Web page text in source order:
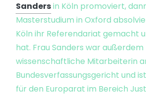
Sandersin Köln promoviert,
Masterstudium in Oxford
Köln ihr Referendariat gemacht
hat. Frau Sanders war außerdem
wissenschaftliche Mitarbeiterin
Bundesverfassungsgericht und
für den Europarat im Bereich